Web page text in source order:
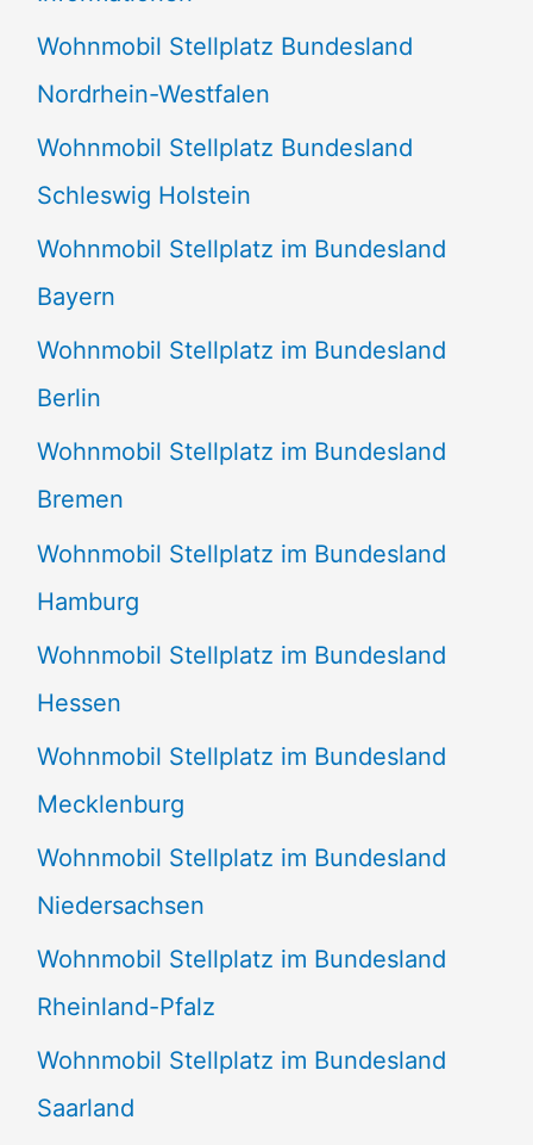
n
n
a
c
h
:
Wohnmobil Stellplatz Bundesland
Nordrhein-Westfalen
Wohnmobil Stellplatz Bundesland
Schleswig Holstein
Wohnmobil Stellplatz im Bundesland
Bayern
Wohnmobil Stellplatz im Bundesland
Berlin
Wohnmobil Stellplatz im Bundesland
Bremen
Wohnmobil Stellplatz im Bundesland
Hamburg
Wohnmobil Stellplatz im Bundesland
Hessen
Wohnmobil Stellplatz im Bundesland
Mecklenburg
Wohnmobil Stellplatz im Bundesland
Niedersachsen
Wohnmobil Stellplatz im Bundesland
Rheinland-Pfalz
Wohnmobil Stellplatz im Bundesland
Saarland